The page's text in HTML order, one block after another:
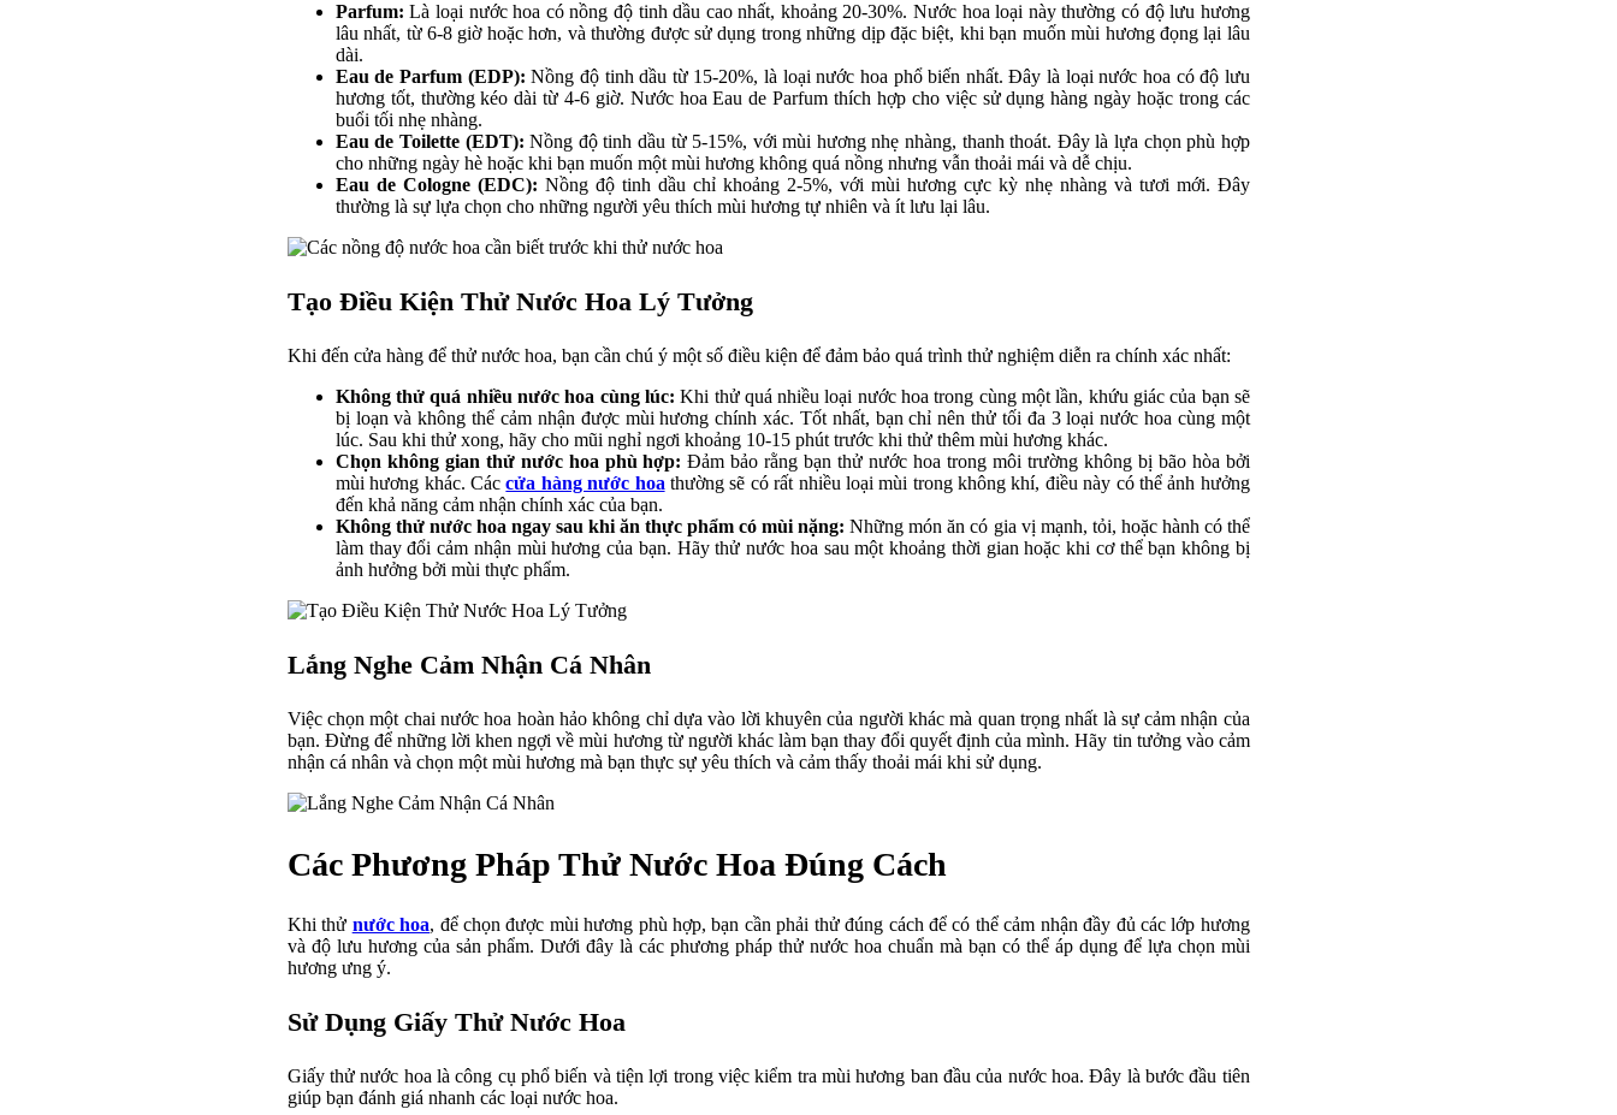
Parfum: Là loại nước hoa có nồng độ tinh dầu cao nhất, khoảng 20-30%. Nước hoa loại này thường có độ lưu hương
lâu nhất, từ 6-8 giờ hoặc hơn, và thường được sử dụng trong những dịp đặc biệt, khi bạn muốn mùi hương đọng lại lâu
dài.
Eau de Parfum (EDP): Nồng độ tinh dầu từ 15-20%, là loại nước hoa phổ biến nhất. Đây là loại nước hoa có độ lưu
hương tốt, thường kéo dài từ 4-6 giờ. Nước hoa Eau de Parfum thích hợp cho việc sử dụng hàng ngày hoặc trong các
buổi tối nhẹ nhàng.
Eau de Toilette (EDT): Nồng độ tinh dầu từ 5-15%, với mùi hương nhẹ nhàng, thanh thoát. Đây là lựa chọn phù hợp
cho những ngày hè hoặc khi bạn muốn một mùi hương không quá nồng nhưng vẫn thoải mái và dễ chịu.
Eau de Cologne (EDC): Nồng độ tinh dầu chỉ khoảng 2-5%, với mùi hương cực kỳ nhẹ nhàng và tươi mới. Đây
thường là sự lựa chọn cho những người yêu thích mùi hương tự nhiên và ít lưu lại lâu.
Tạo Điều Kiện Thử Nước Hoa Lý Tưởng
Khi đến cửa hàng để thử nước hoa, bạn cần chú ý một số điều kiện để đảm bảo quá trình thử nghiệm diễn ra chính xác nhất:
Không thử quá nhiều nước hoa cùng lúc: Khi thử quá nhiều loại nước hoa trong cùng một lần, khứu giác của bạn sẽ
bị loạn và không thể cảm nhận được mùi hương chính xác. Tốt nhất, bạn chỉ nên thử tối đa 3 loại nước hoa cùng một
lúc. Sau khi thử xong, hãy cho mũi nghỉ ngơi khoảng 10-15 phút trước khi thử thêm mùi hương khác.
Chọn không gian thử nước hoa phù hợp: Đảm bảo rằng bạn thử nước hoa trong môi trường không bị bão hòa bởi
mùi hương khác. Cáccửa hàng nước hoathường sẽ có rất nhiều loại mùi trong không khí, điều này có thể ảnh hưởng
đến khả năng cảm nhận chính xác của bạn.
Không thử nước hoa ngay sau khi ăn thực phẩm có mùi nặng: Những món ăn có gia vị mạnh, tỏi, hoặc hành có thể
làm thay đổi cảm nhận mùi hương của bạn. Hãy thử nước hoa sau một khoảng thời gian hoặc khi cơ thể bạn không bị
ảnh hưởng bởi mùi thực phẩm.
Lắng Nghe Cảm Nhận Cá Nhân
Việc chọn một chai nước hoa hoàn hảo không chỉ dựa vào lời khuyên của người khác mà quan trọng nhất là sự cảm nhận của
bạn. Đừng để những lời khen ngợi về mùi hương từ người khác làm bạn thay đổi quyết định của mình. Hãy tin tưởng vào cảm
nhận cá nhân và chọn một mùi hương mà bạn thực sự yêu thích và cảm thấy thoải mái khi sử dụng.
Các Phương Pháp Thử Nước Hoa Đúng Cách
Khi thử nước hoa, để chọn được mùi hương phù hợp, bạn cần phải thử đúng cách để có thể cảm nhận đầy đủ các lớp hương
và độ lưu hương của sản phẩm. Dưới đây là các phương pháp thử nước hoa chuẩn mà bạn có thể áp dụng để lựa chọn mùi
hương ưng ý.
Sử Dụng Giấy Thử Nước Hoa
Giấy thử nước hoa là công cụ phổ biến và tiện lợi trong việc kiểm tra mùi hương ban đầu của nước hoa. Đây là bước đầu tiên
giúp bạn đánh giá nhanh các loại nước hoa.